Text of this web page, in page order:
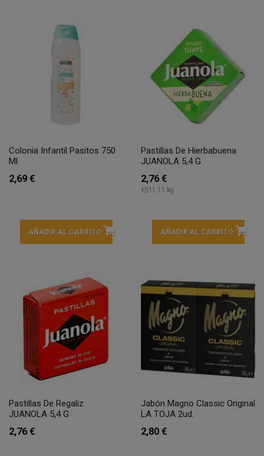
Colonia Infantil Pasitos 750
Ml
2,69 €
AÑADIR AL CARRITO
Pastillas De Hierbabuena
JUANOLA 5,4 G
2,76 €
€511.11 kg
AÑADIR AL CARRITO
Pastillas De Regaliz
JUANOLA 5,4 G
2,76 €
Jabón Magno Classic Original
LA TOJA 2ud.
2,80 €